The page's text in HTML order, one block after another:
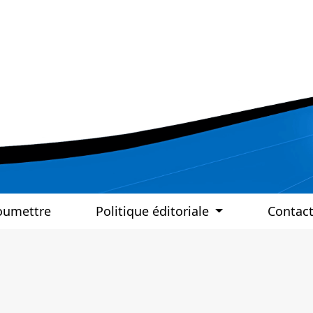
Politique éditoriale Contact